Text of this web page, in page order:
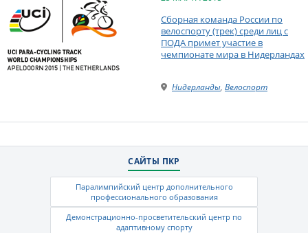
Сборная команда России по
велоспорту (трек) среди лиц с
ПОДА примет участие в
чемпионате мира в Нидерландах
Нидерланды, Велоспорт
САЙТЫ ПКР
Паралимпийский центр дополнительного
профессионального образования
Демонстрационно-просветительский центр по
адаптивному спорту